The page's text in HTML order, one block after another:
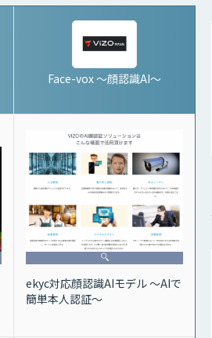
Face-vox 〜顔認識AI〜
ekyc対応顔認識AIモデル 〜AIで
簡単本人認証〜